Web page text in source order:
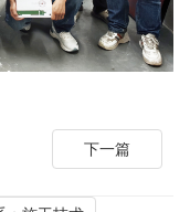
下一篇